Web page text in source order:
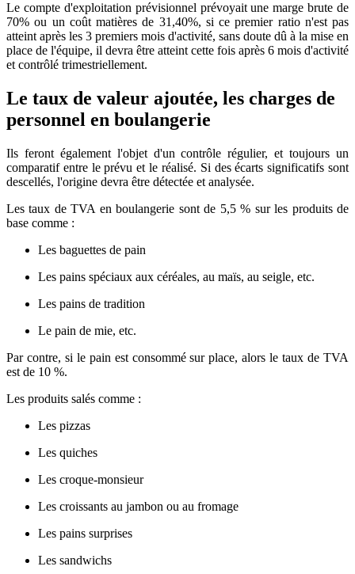
Le compte d'exploitation prévisionnel prévoyait une marge brute de
70% ou un coût matières de 31,40%, si ce premier ratio n'est pas
atteint après les 3 premiers mois d'activité, sans doute dû à la mise en
place de l'équipe, il devra être atteint cette fois après 6 mois d'activité
et contrôlé trimestriellement.
Le taux de valeur ajoutée, les charges de
personnel en boulangerie
Ils feront également l'objet d'un contrôle régulier, et toujours un
comparatif entre le prévu et le réalisé. Si des écarts significatifs sont
descellés, l'origine devra être détectée et analysée.
Les taux de TVA en boulangerie sont de 5,5 % sur les produits de
base comme :
Les baguettes de pain
Les pains spéciaux aux céréales, au maïs, au seigle, etc.
Les pains de tradition
Le pain de mie, etc.
Par contre, si le pain est consommé sur place, alors le taux de TVA
est de 10 %.
Les produits salés comme :
Les pizzas
Les quiches
Les croque-monsieur
Les croissants au jambon ou au fromage
Les pains surprises
Les sandwichs